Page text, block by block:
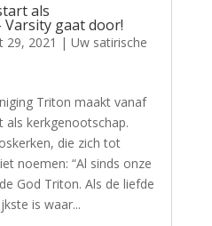
als
gaat door!
29, 2021 | Uw satirische
Triton maakt vanaf
kerkgenootschap.
die zich tot
noemen: “Al sinds onze
God Triton. Als de liefde
is waar...